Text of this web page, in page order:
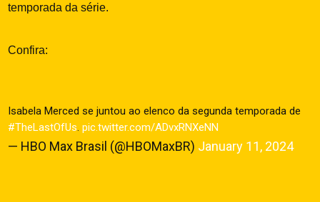
temporada da série.
Confira:
Isabela Merced se juntou ao elenco da segunda temporada de
#TheLastOfUs.pic.twitter.com/ADvxRNXeNN
— HBO Max Brasil (@HBOMaxBR) January 11, 2024